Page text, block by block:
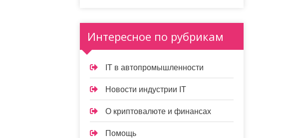
Интересное по рубрикам
IT в автопромышленности
Новости индустрии IT
О криптовалюте и финансах
Помощь